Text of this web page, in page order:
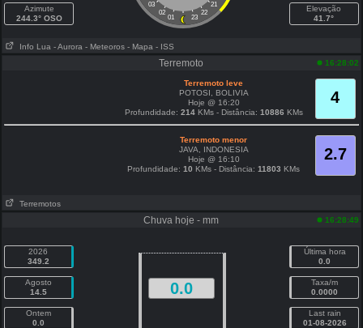
Azimute
244.3° OSO
03
21
02
22
01 23
Elevação
41.7°
Info Lua - Aurora - Meteoros - Mapa - ISS
Terremoto 16:28:02
4
Terremoto leve
POTOSI, BOLIVIA
Hoje @ 16:20
Profundidade: 214KMs - Distância: 10886 KMs
2.7
Terremoto menor
JAVA, INDONESIA
Hoje @ 16:10
Profundidade:10 KMs - Distância:11803 KMs
Terremotos
Chuva hoje - mm 16:28:49
2026
349.2
Agosto
14.5
Ontem
0.0
0.0
Última hora
0.0
Taxa/m
0.0000
Last rain
01-08-2026